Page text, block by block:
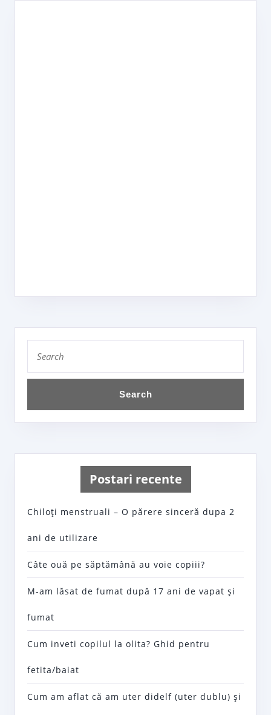
for:
Postari recente
Chiloţi menstruali – O părere sinceră dupa 2
ani de utilizare
Câte ouă pe săptămână au voie copiii?
M-am lăsat de fumat după 17 ani de vapat şi
fumat
Cum inveti copilul la olita? Ghid pentru
fetita/baiat
Cum am aflat că am uter didelf (uter dublu) şi